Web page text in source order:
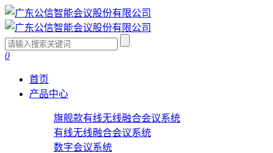
0
首页
产品中心
旗舰款有线无线融合会议系统
有线无线融合会议系统
数字会议系统